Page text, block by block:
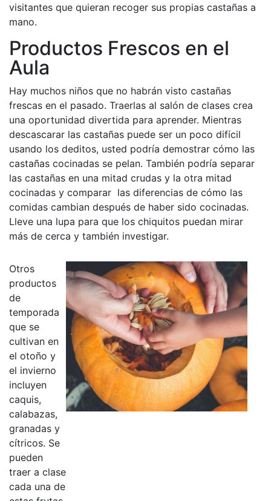
visitantes que quieran recoger sus propias castañas a
mano.
Productos Frescos en el
Aula
Hay muchos niños que no habrán visto castañas
frescas en el pasado. Traerlas al salón de clases crea
una oportunidad divertida para aprender. Mientras
descascarar las castañas puede ser un poco difícil
usando los deditos, usted podría demostrar cómo las
castañas cocinadas se pelan. También podría separar
las castañas en una mitad crudas y la otra mitad
cocinadas y comparar las diferencias de cómo las
comidas cambian después de haber sido cocinadas.
Lleve una lupa para que los chiquitos puedan mirar
más de cerca y también investigar.
Otros
productos
de
temporada
que se
cultivan en
el otoño y
el invierno
incluyen
caquis,
calabazas,
granadas y
cítricos. Se
pueden
traer a clase
cada una de